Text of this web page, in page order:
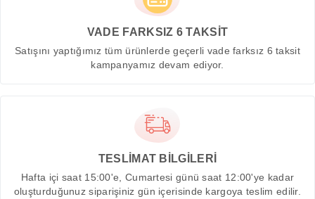
VADE FARKSIZ 6 TAKSİT
Satışını yaptığımız tüm ürünlerde geçerli vade farksız 6 taksit
kampanyamız devam ediyor.
TESLİMAT BİLGİLERİ
Hafta içi saat 15:00'e, Cumartesi günü saat 12:00'ye kadar
oluşturduğunuz siparişiniz gün içerisinde kargoya teslim edilir.